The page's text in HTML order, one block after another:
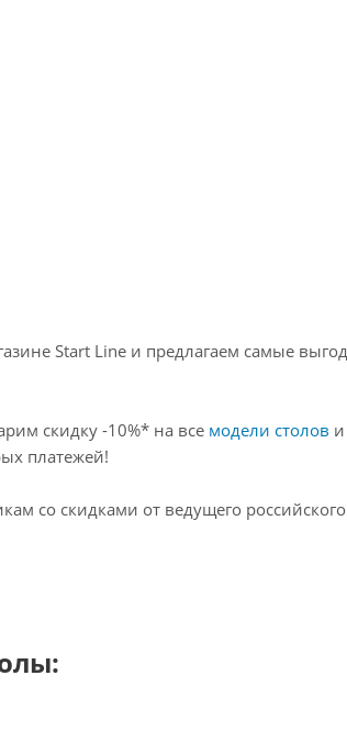
Start Line и предлагаем самые
скидку -10%* на все модели столов и
платежей!
со скидками от ведущего